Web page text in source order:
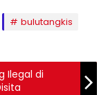
bulutangkis
Ilegal di